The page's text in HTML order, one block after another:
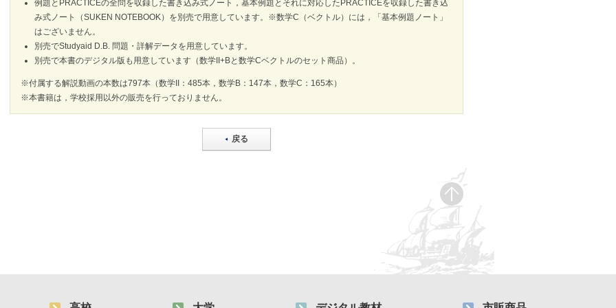
例題とPRACTICEの全問を収録した書き込み式ノート，基本例題とそれに対応したPRACTICEを収録した書き込
み式ノート（SUKEN NOTEBOOK）を別売で用意しています。※数学C（ベクトル）には，「基本例題ノート」
はございません。
別売でStudyaid D.B. 問題・詳解データを用意しています。
別売で本書のデジタル版も用意しています（数学II+Bと数学Cベクトルのセット商品）。
※付属する解説動画の本数は797本（数学II：485本，数学B：147本，数学C：165本）
※本書籍は，学校採用以外の販売を行っておりません。
戻る